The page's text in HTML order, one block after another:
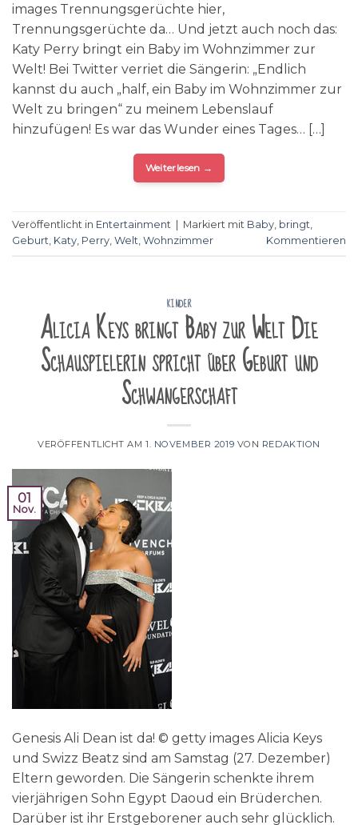
images Trennungsgerüchte hier,
Trennungsgerüchte da… Und jetzt auch noch das:
Katy Perry bringt ein Baby im Wohnzimmer zur
Welt! Bei Twitter verriet die Sängerin: „Endlich
kannst du auch „half, ein Baby im Wohnzimmer zur
Welt zu bringen“ zu meinem Lebenslauf
hinzufügen! Es war das Wunder eines Tages… […]
Weiterlesen →
Veröffentlicht in Entertainment Markiert mit Baby bringt
Geburt Katy Perry Welt Wohnzimmer Kommentieren
KINDER
Alicia Keys bringt Baby zur Welt Die
Schauspielerin spricht über Geburt und
Schwangerschaft
VERÖFFENTLICHT AM1. NOVEMBER 2019 VON REDAKTION
01
Nov.
Genesis Ali Dean ist da! © getty images Alicia Keys
und Swizz Beatz sind am Samstag (27. Dezember)
Eltern geworden. Die Sängerin schenkte ihrem
vierjährigen Sohn Egypt Daoud ein Brüderchen.
Darüber ist ihr Erstgeborener auch sehr glücklich.